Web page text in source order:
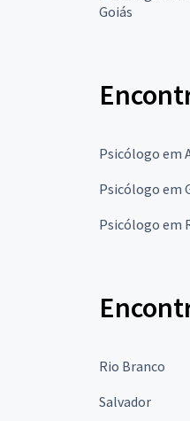
Goiás
Psicólogo em
Psicólogo em
Psicólogo em
Rio Branco
Salvador